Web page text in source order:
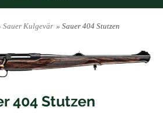
Sauer Kulgevär » Sauer 404 Stutzen
404 Stutzen